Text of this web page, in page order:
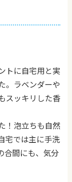
トに自宅用と実
。ラベンダーや
スッキリした香
！泡立ちも自然
宅では主に手洗
合間にも、気分